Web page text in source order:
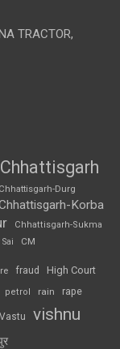
TRACTOR,
Chhattisgarh
Chhattisgarh-Durg
Korba
Chhattisgarh-Sukma
CM
fraud High Court
petrol rain rape
Vastu vishnu